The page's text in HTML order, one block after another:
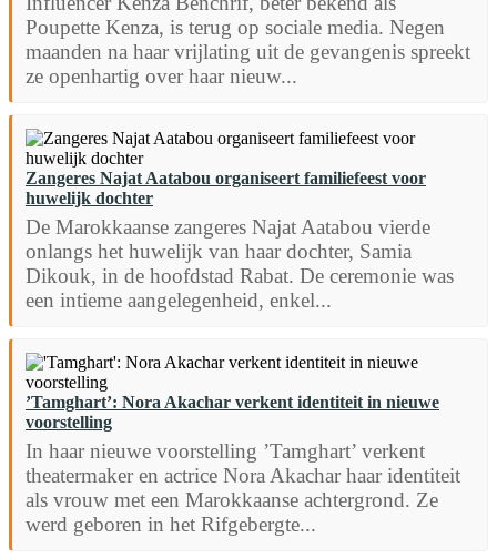
Poupette Kenza, is terug op sociale media. Negen
maanden na haar vrijlating uit de gevangenis spreekt
ze openhartig over haar nieuw...
Zangeres Najat Aatabou organiseert familiefeest voor
huwelijk dochter
De Marokkaanse zangeres Najat Aatabou vierde
onlangs het huwelijk van haar dochter, Samia
Dikouk, in de hoofdstad Rabat. De ceremonie was
een intieme aangelegenheid, enkel...
’Tamghart’: Nora Akachar verkent identiteit in nieuwe
voorstelling
In haar nieuwe voorstelling ’Tamghart’ verkent
theatermaker en actrice Nora Akachar haar identiteit
als vrouw met een Marokkaanse achtergrond. Ze
werd geboren in het Rifgebergte...